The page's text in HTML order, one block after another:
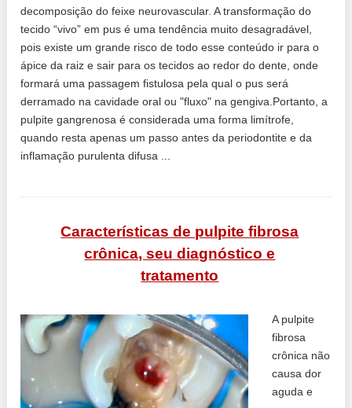
decomposição do feixe neurovascular. A transformação do
tecido “vivo” em pus é uma tendência muito desagradável,
pois existe um grande risco de todo esse conteúdo ir para o
ápice da raiz e sair para os tecidos ao redor do dente, onde
formará uma passagem fistulosa pela qual o pus será
derramado na cavidade oral ou "fluxo" na gengiva.Portanto, a
pulpite gangrenosa é considerada uma forma limítrofe,
quando resta apenas um passo antes da periodontite e da
inflamação purulenta difusa ...
Características de pulpite fibrosa
crônica, seu diagnóstico e
tratamento
A pulpite
fibrosa
crônica não
causa dor
aguda e